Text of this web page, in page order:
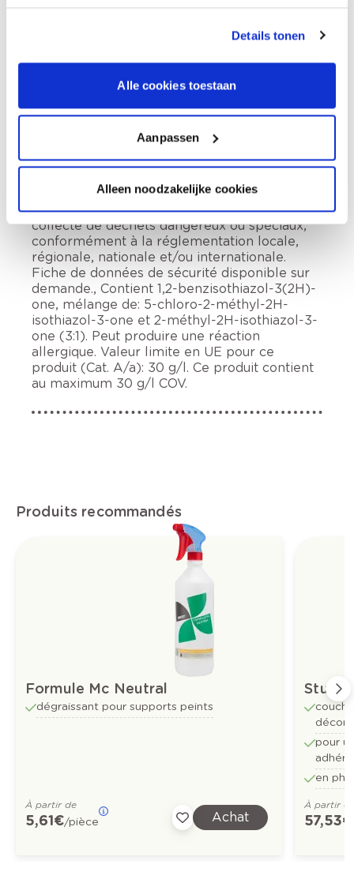
Details tonen
Alle cookies toestaan
Aanpassen
Alleen noodzakelijke cookies
Comment utiliser?
Informations sur l'étiquette
Tenir hors de portée des enfants., Éliminer le
contenu et le récipient dans un centre de
collecte de déchets dangereux ou spéciaux,
conformément à la réglementation locale,
régionale, nationale et/ou internationale.
Fiche de données de sécurité disponible sur
demande., Contient 1,2-benzisothiazol-3(2H)-
one, mélange de: 5-chloro-2-méthyl-2H-
isothiazol-3-one et 2-méthyl-2H-isothiazol-3-
one (3:1). Peut produire une réaction
allergique. Valeur limite en UE pour ce
produit (Cat. A/a): 30 g/l. Ce produit contient
au maximum 30 g/l COV.
Produits recommandés
Formule Mc Neutral
dégraissant pour supports peints
À partir de
5,61 €/pièce Achat
pour
en
À partir
57,53 €